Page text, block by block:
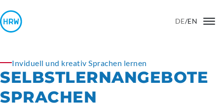
DE/EN
Inviduell und kreativ Sprachen lernen
SELBSTLERNANGEBOTE
SPRACHEN